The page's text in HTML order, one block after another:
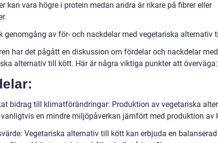
kan vara högre i protein medan andra är rikare på fibrer eller
genomgång av för- och nackdelar med vegetariska alternativ
har det pågått en diskussion om fördelar och nackdelar med
alternativ till kött. Här är några viktiga punkter att överväga:
bidrag till klimatförändringar: Produktion av vegetariska
en mindre miljöpåverkan jämfört med produktion av
Vegetariska alternativ till kött kan erbjuda en balanserad